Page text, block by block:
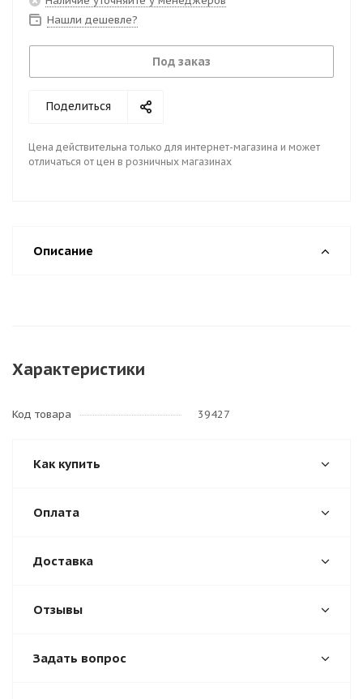
Нашли дешевле?
Под заказ
Поделиться
Цена действительна только для интернет-магазина и может
отличаться от цен в розничных магазинах
Описание
Характеристики
Код товара 39427
Как купить
Оплата
Доставка
Отзывы
Задать вопрос